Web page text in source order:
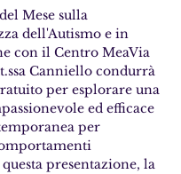
Mese sulla
dell'Autismo e in
con il Centro MeaVia
Canniello condurrà
per esplorare una
ed efficace
per
presentazione, la